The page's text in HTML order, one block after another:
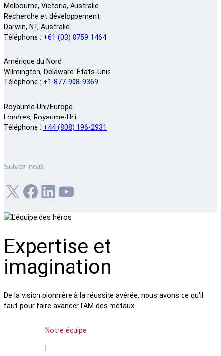
Melbourne, Victoria, Australie
Recherche et développement
Darwin, NT, Australie
Téléphone : +61 (03) 8759 1464
Amérique du Nord
Wilmington, Delaware, États-Unis
Téléphone : +1 877-908-9369
Royaume-Uni/Europe
Londres, Royaume-Uni
Téléphone : +44 (808) 196-2931
Suivez-nous
X Facebook LinkedIn YouTube
Expertise et
imagination
De la vision pionnière à la réussite avérée, nous avons ce qu'il
faut pour faire avancer l'AM des métaux.
Notre équipe